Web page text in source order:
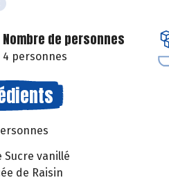
Nombre de personnes
4 personnes
Sucre vanillé
de Raisin